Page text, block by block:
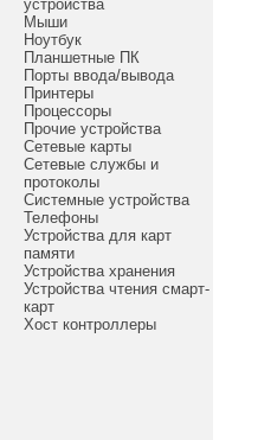
устройства
Мыши
Ноутбук
Планшетные ПК
Порты ввода/вывода
Принтеры
Процессоры
Прочие устройства
Сетевые карты
Сетевые службы и
протоколы
Системные устройства
Телефоны
Устройства для карт
памяти
Устройства хранения
Устройства чтения смарт-
карт
Хост контроллеры